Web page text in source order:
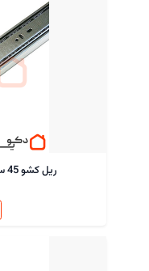
ریل کشو 45 سانت ، 3 تیکه امیت | Emeete